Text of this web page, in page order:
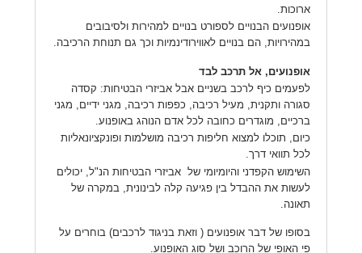
ארוכות.
אופנועים הבנויים לספורט בנויים למהירות ולסיבובים
במהירויות, הם בנויים לאווירודינמיות וכך גם תנוחת הרכיבה.
אופנועים, אל תרכב לבד
לפעמים כיף לרכב בשניים אבל אביזרי הבטיחות: קסדה
סגורה ותקנית, מעיל רכיבה, כפפות רכיבה, מגני ידיים, מגני
ברכיים, מוגדרים כחובה לכל אדם הנוהג באופנוע.
כיום, תוכלו למצוא חליפות רכיבה מושלמות ופונקציונאליות
לכל תוואי דרך.
השימוש הקפדני והיומיומי של אביזרי הבטיחות הנ"ל, יכולים
לעשות את ההבדל בין פגיעה קלה לבינונית, במקרה של
תאונה.
בסופו של דבר אופנועים ( וזאת בניגוד לרכבים) בוחרים על
פי האופי של הרוכב ושל סוג האופנוע.